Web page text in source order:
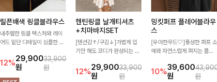
릴픈배색 링클블라우스
내추럴한 링클 텍스처와 레이
어드 밑단 디테일이 심플한 디
볍게 툭 입기만 해도 멋스러운
스타일을 완성해드려요- 여유
로운 핏으로 군살은 자연스럽
12%29,900
원
33,900
원
헨틴링클 날개티셔츠
+치마바지SET
[텐션감↑/구김↓]가볍게 입
기만 해도 코디가 완성되는 세
지는 프릴 날개 소매가 우아한
포인트를 더해드립니다💕 잔
12%29,900
원
33,900
원
밍킷퍼프 플레어블라우
스
[우아한무드🤍]풍성한 퍼프 소
매와 자연스럽게 퍼지는 플레
를 완성해주는 블라우스 🤍 체
형을 자연스럽게 커버해주며
10%39,600
원
원